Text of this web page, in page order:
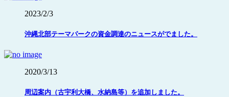
2023/2/3
沖縄北部テーマパークの資金調達のニュースがでました。
2020/3/13
周辺案内（古宇利大橋、水納島等）を追加しました。